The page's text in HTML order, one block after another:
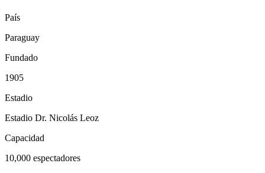
País
Paraguay
Fundado
1905
Estadio
Estadio Dr. Nicolás Leoz
Capacidad
10,000 espectadores